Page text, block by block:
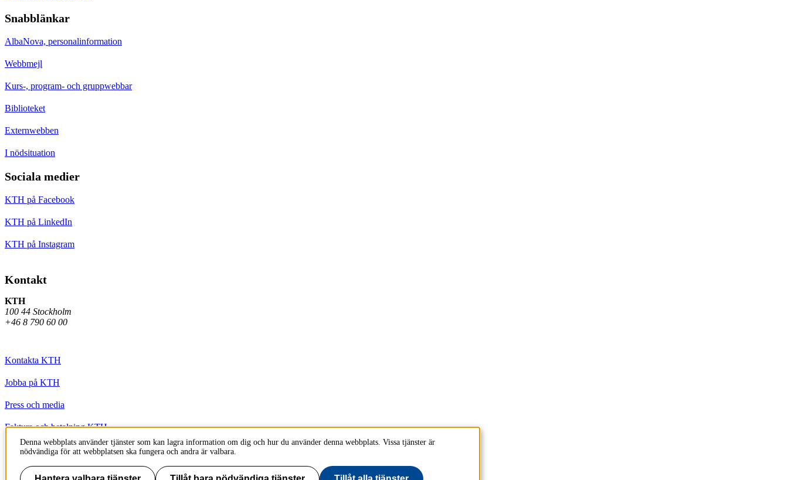
Snabblänkar
AlbaNova, personalinformation
Webbmejl
Kurs-, program- och gruppwebbar
Biblioteket
Externwebben
I nödsituation
Sociala medier
KTH på Facebook
KTH på LinkedIn
KTH på Instagram
Kontakt
KTH
100 44 Stockholm
+46 8 790 60 00
Kontakta KTH
Jobba på KTH
Press och media
Faktura och betalning KTH
Om KTH:s webbplatser
Tillgänglighetsredogörelse
Denna webbplats använder tjänster som kan lagra information om dig och hur du använder denna webbplats. Vissa tjänster är
nödvändiga för att webbplatsen ska fungera och andra är valbara.